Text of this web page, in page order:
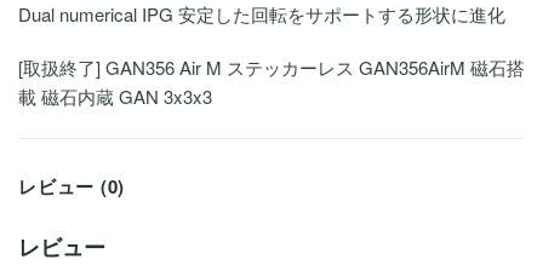
Dual numerical IPG 安定した回転をサポートする形状に進化
[取扱終了] GAN356 Air M ステッカーレス GAN356AirM 磁石搭
載 磁石内蔵 GAN 3x3x3
レビュー (0)
レビュー